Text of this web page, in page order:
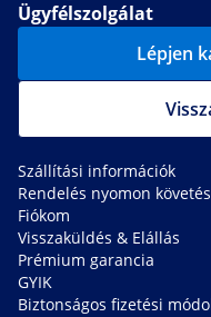
Ügyfélszolgálat
Lépjen
Szállítási információk
Rendelés nyomon
Fiókom
Visszaküldés & Elállás
Prémium garancia
GYIK
Biztonságos fizetési